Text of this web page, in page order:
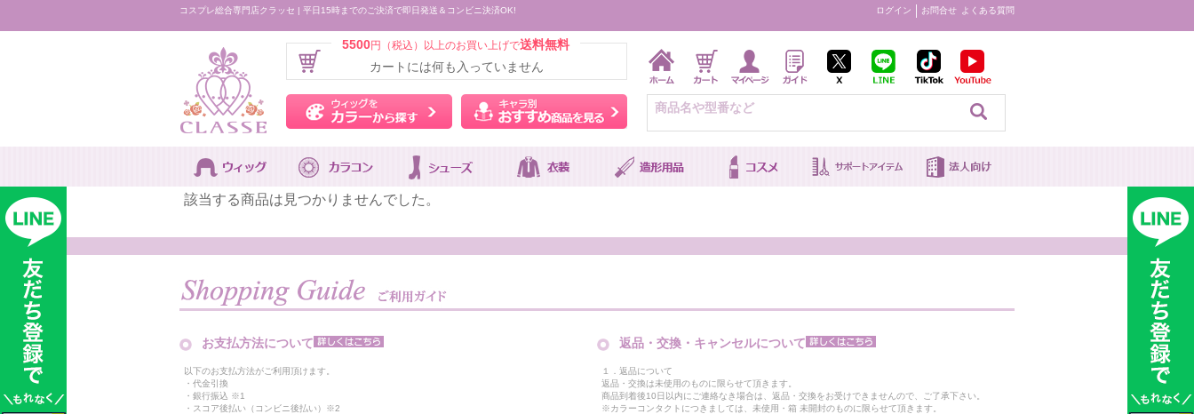
コスプレ総合専門店クラッセ | 平日15時までのご決済で即日発送＆コンビニ決済OK! ログイン お問合せ よくある質問
5500円（税込）以上のお買い上げで送料無料
カートには何も入っていません
ウィッグをカラーから探す キャラ別おすすめ商品を見る
該当する商品は見つかりませんでした。
お支払方法について
以下のお支払方法がご利用頂けます。
・代金引換
・銀行振込 ※1
・スコア後払い（コンビニ後払い）※2
返品・交換・キャンセルについて
１．返品について
返品・交換は未使用のものに限らせて頂きます。
商品到着後10日以内にご連絡なき場合は、返品・交換をお受けできませんので、ご了承下さい。
※カラーコンタクトにつきましては、未使用・箱 未開封のものに限らせて頂きます。